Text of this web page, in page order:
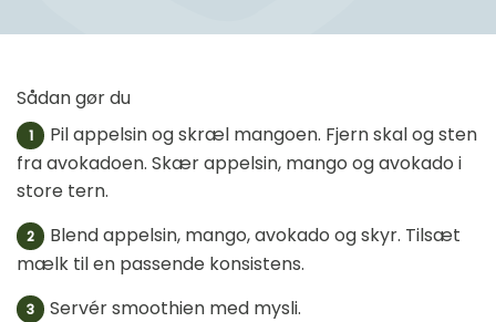
Sådan gør du
1
Pil appelsin og skræl mangoen. Fjern skal og sten
fra avokadoen. Skær appelsin, mango og avokado i
store tern.
2
Blend appelsin, mango, avokado og skyr. Tilsæt
mælk til en passende konsistens.
3 Servér smoothien med mysli.